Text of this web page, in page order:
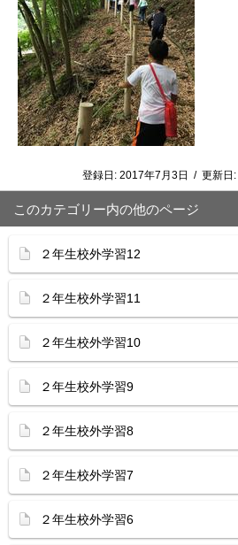
登録日: 2017年7月3日 / 更新日:
このカテゴリー内の他のページ
２年生校外学習12
２年生校外学習11
２年生校外学習10
２年生校外学習9
２年生校外学習8
２年生校外学習7
２年生校外学習6